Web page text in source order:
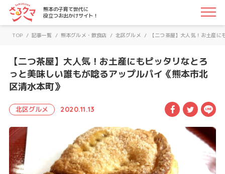
さるクマ-さるこう、熊本-｜熊本の子育て世代に役立つお
熊本の子育て世代に
役立つお出かけサイト！
TOP / 記事一覧 / 熊本グルメ・飲食店 / 北区グルメ / 【二つ茶屋】大人気！お土産
【二つ茶屋】大人気！お土産にもピッタリなとろ
っと美味しい誰もが唸るアップルパイ《熊本市北
区清水本町》
北区グルメ 2020.11.13 Facebook